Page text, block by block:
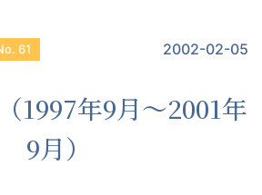
61 2002-02-05
1997年9月〜2001年
9月）